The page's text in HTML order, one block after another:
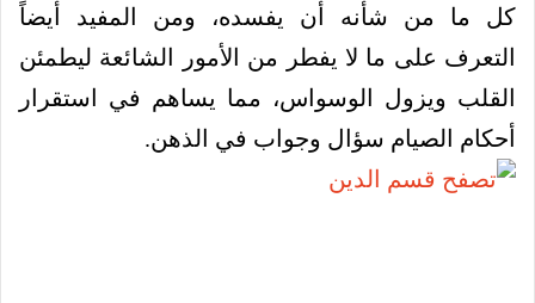
كل ما من شأنه أن يفسده، ومن المفيد أيضاً
التعرف على ما لا يفطر من الأمور الشائعة ليطمئن
القلب ويزول الوسواس، مما يساهم في استقرار
أحكام الصيام سؤال وجواب في الذهن.